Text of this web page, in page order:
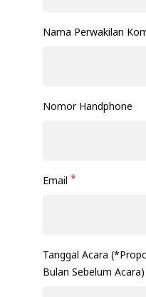
Nama Perwakilan
Nomor Handphone
Email *
Tanggal Acara
Bulan Sebelum Acara)